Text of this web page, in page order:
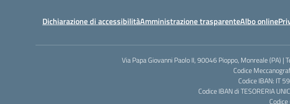
Dichiarazione di accessibilitàAmministrazione trasparenteAlbo online
Via Papa Giovanni Paolo II, 90046 Pioppo, Monreale
Codice
Codice IBAN: IT
Codice IBAN di TESORERIA